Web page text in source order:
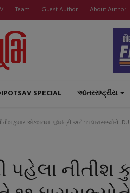
Team Guest Author About Author
SPECIAL આંતરરાષ્ટ્રીય
કુમાર એક્શનમાં પૂર્વમંત્રી અને ૧૧ ધારાસભ્યોને JDU
પહેલા નીતીશ